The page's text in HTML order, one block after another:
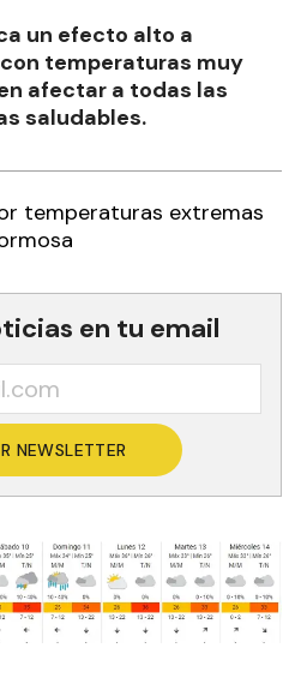
un efecto alto a
temperaturas muy
afectar a todas las
saludables.
temperaturas extremas
en tu email
NEWSLETTER